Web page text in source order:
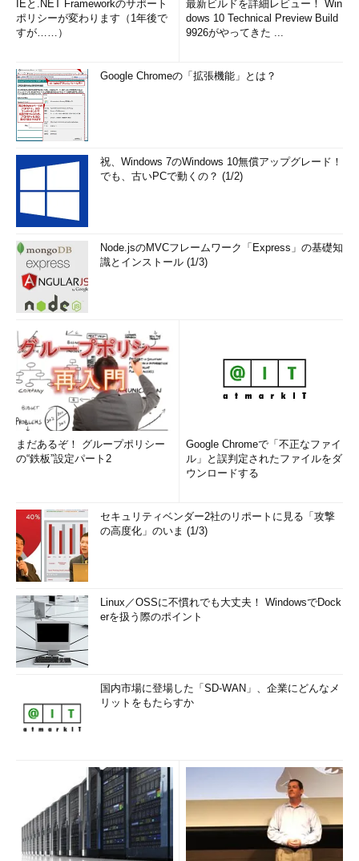
IEと.NET Frameworkのサポート
ポリシーが変わります（1年後で
すが……）
最新ビルドを詳細レビュー！ Win
dows 10 Technical Preview Build
9926がやってきた ...
Google Chromeの「拡張機能」とは？
祝、Windows 7のWindows 10無償アップグレード！
でも、古いPCで動くの？ (1/2)
Node.jsのMVCフレームワーク「Express」の基礎知
識とインストール (1/3)
まだあるぞ！ グループポリシー
の“鉄板”設定パート2
Google Chromeで「不正なファイ
ル」と誤判定されたファイルをダ
ウンロードする
セキュリティベンダー2社のリポートに見る「攻撃
の高度化」のいま (1/3)
Linux／OSSに不慣れでも大丈夫！ WindowsでDock
erを扱う際のポイント
国内市場に登場した「SD-WAN」、企業にどんなメ
リットをもたらすか